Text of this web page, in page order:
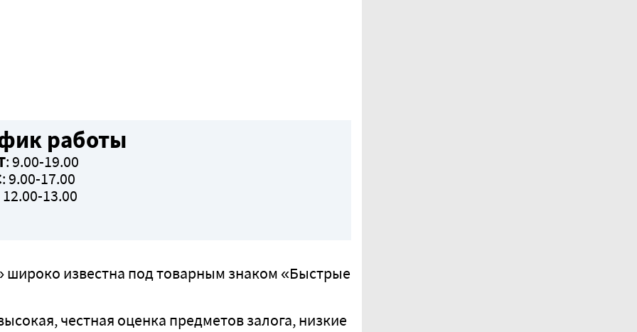
работы
: 9.00-19.00
: 9.00-17.00
12.00-13.00
известна под товарным знаком «Быстрые
честная оценка предметов залога, низкие